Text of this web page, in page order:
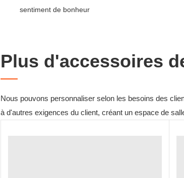
sentiment de bonheur
Plus d'accessoires
Nous pouvons personnaliser selon les besoins des
à d'autres exigences du client, créant un espace de